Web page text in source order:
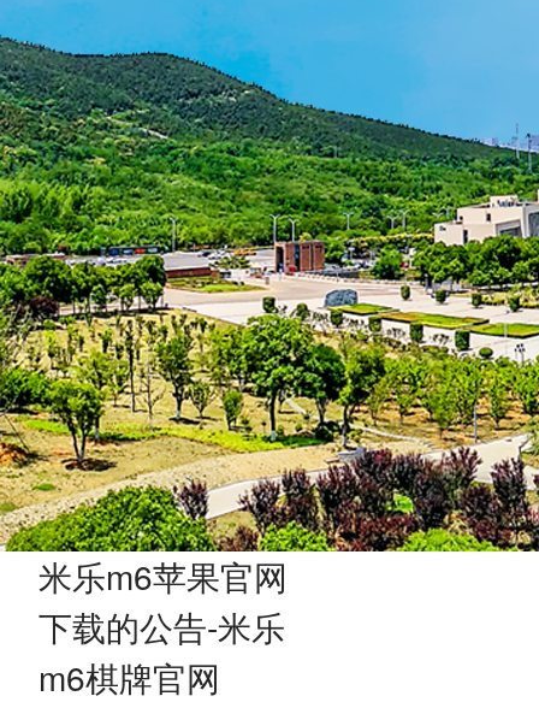
米乐m6苹果官网
下载的公告-米乐
m6棋牌官网